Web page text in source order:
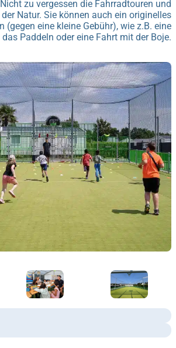
zu vergessen die Fahrradtouren und
Natur. Sie können auch ein originelles
(gegen eine kleine Gebühr), wie z.B. eine
Paddeln oder eine Fahrt mit der Boje.